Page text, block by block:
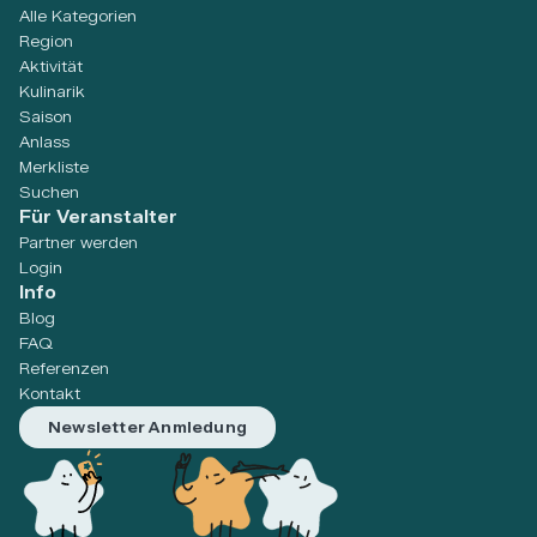
Alle Kategorien
Region
Aktivität
Kulinarik
Saison
Anlass
Merkliste
Suchen
Für Veranstalter
Partner werden
Login
Info
Blog
FAQ
Referenzen
Kontakt
Newsletter Anmledung